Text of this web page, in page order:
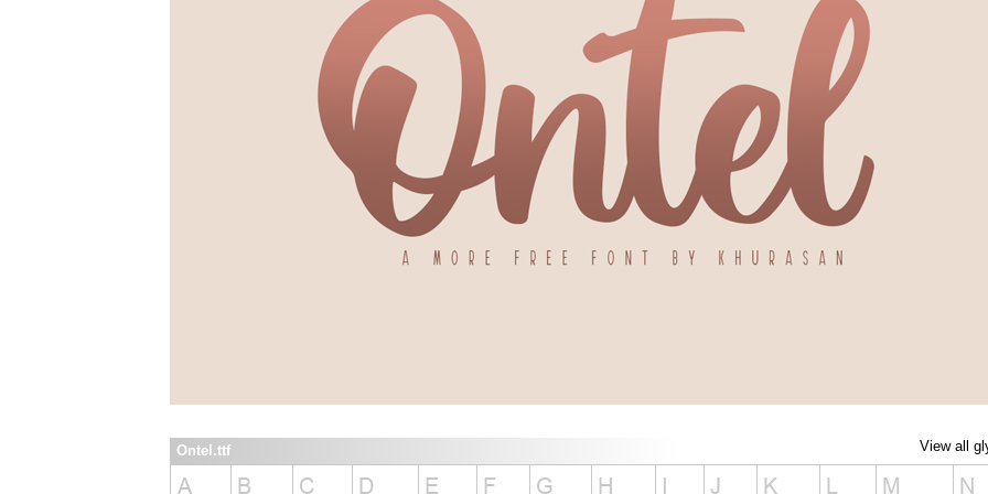
View all
Ontel.ttf